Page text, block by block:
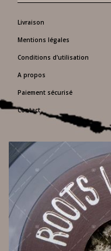
Livraison
Mentions légales
Conditions d'utilisation
A propos
Paiement sécurisé
Contact